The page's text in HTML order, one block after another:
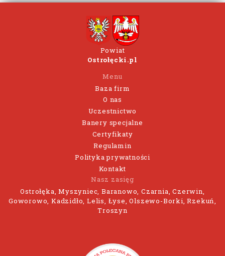
Powiat
Ostrołęcki.pl
Menu
Baza firm
O nas
Uczestnictwo
Banery specjalne
Certyfikaty
Regulamin
Polityka prywatności
Kontakt
Nasz zasięg
Ostrołęka, Myszyniec, Baranowo, Czarnia, Czerwin,
Goworowo, Kadzidło, Lelis, Łyse, Olszewo-Borki, Rzekuń,
Troszyn